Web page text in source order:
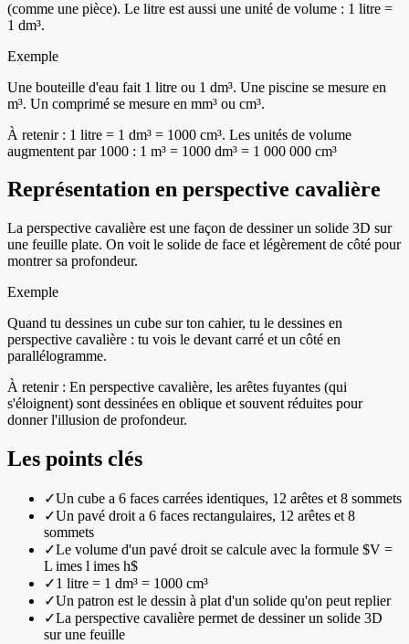
(comme une pièce). Le litre est aussi une unité de volume : 1 litre =
1 dm³.
Exemple
Une bouteille d'eau fait 1 litre ou 1 dm³. Une piscine se mesure en
m³. Un comprimé se mesure en mm³ ou cm³.
À retenir : 1 litre = 1 dm³ = 1000 cm³. Les unités de volume
augmentent par 1000 : 1 m³ = 1000 dm³ = 1 000 000 cm³
Représentation en perspective cavalière
La perspective cavalière est une façon de dessiner un solide 3D sur
une feuille plate. On voit le solide de face et légèrement de côté pour
montrer sa profondeur.
Exemple
Quand tu dessines un cube sur ton cahier, tu le dessines en
perspective cavalière : tu vois le devant carré et un côté en
parallélogramme.
À retenir : En perspective cavalière, les arêtes fuyantes (qui
s'éloignent) sont dessinées en oblique et souvent réduites pour
donner l'illusion de profondeur.
Les points clés
✓Un cube a 6 faces carrées identiques, 12 arêtes et 8 sommets
✓Un pavé droit a 6 faces rectangulaires, 12 arêtes et 8
sommets
✓Le volume d'un pavé droit se calcule avec la formule $V =
L imes l imes h$
✓1 litre = 1 dm³ = 1000 cm³
✓Un patron est le dessin à plat d'un solide qu'on peut replier
✓La perspective cavalière permet de dessiner un solide 3D
sur une feuille